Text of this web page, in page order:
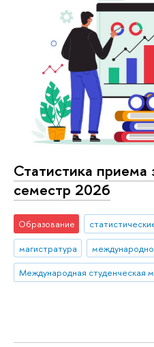
Статистика приема
семестр 2026
Образование
магистратура